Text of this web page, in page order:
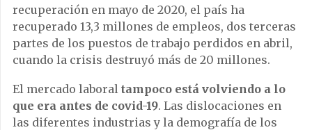
recuperación en mayo de 2020, el país ha
recuperado 13,3 millones de empleos, dos terceras
partes de los puestos de trabajo perdidos en abril,
cuando la crisis destruyó más de 20 millones.
El mercado laboral tampoco está volviendo a lo
que era antes de covid-19. Las dislocaciones en
las diferentes industrias y la demografía de los